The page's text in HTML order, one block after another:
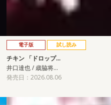
電子版 試し読み
チキン 「ドロップ…
井口達也 / 歳脇将…
発売日：2026.08.06